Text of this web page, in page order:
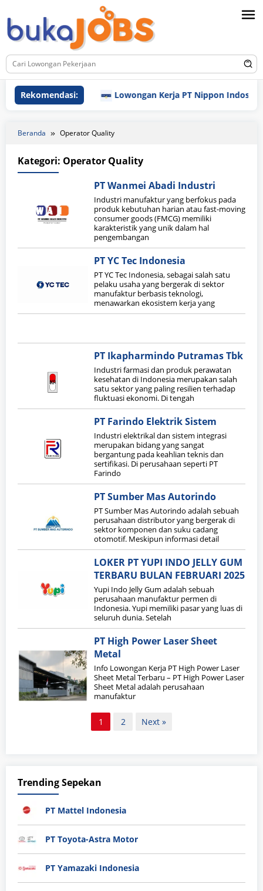
ke
konten
Rekomendasi: Lowongan Kerja PT Nippon Indosari
Beranda Operator Quality
Kategori: Operator Quality
PT Wanmei Abadi Industri
Industri manufaktur yang berfokus pada
produk kebutuhan harian atau fast-moving
consumer goods (FMCG) memiliki
karakteristik yang unik dalam hal
pengembangan
PT YC Tec Indonesia
PT YC Tec Indonesia, sebagai salah satu
pelaku usaha yang bergerak di sektor
manufaktur berbasis teknologi,
menawarkan ekosistem kerja yang
PT Ikapharmindo Putramas Tbk
Industri farmasi dan produk perawatan
kesehatan di Indonesia merupakan salah
satu sektor yang paling resilien terhadap
fluktuasi ekonomi. Di tengah
PT Farindo Elektrik Sistem
Industri elektrikal dan sistem integrasi
merupakan bidang yang sangat
bergantung pada keahlian teknis dan
sertifikasi. Di perusahaan seperti PT
Farindo
PT Sumber Mas Autorindo
PT Sumber Mas Autorindo adalah sebuah
perusahaan distributor yang bergerak di
sektor komponen dan suku cadang
otomotif. Meskipun informasi detail
LOKER PT YUPI INDO JELLY GUM
TERBARU BULAN FEBRUARI 2025
Yupi Indo Jelly Gum adalah sebuah
perusahaan manufaktur permen di
Indonesia. Yupi memiliki pasar yang luas di
seluruh dunia. Setelah
PT High Power Laser Sheet
Metal
Info Lowongan Kerja PT High Power Laser
Sheet Metal Terbaru – PT High Power Laser
Sheet Metal adalah perusahaan
manufaktur
1 2 Next »
Trending Sepekan
PT Mattel Indonesia
PT Toyota-Astra Motor
PT Yamazaki Indonesia